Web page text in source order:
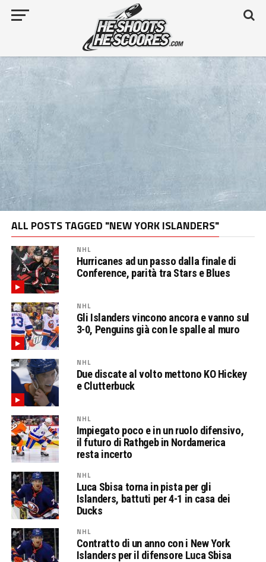
ALL POSTS TAGGED "NEW YORK ISLANDERS"
NHL
Hurricanes ad un passo dalla finale di
Conference, parità tra Stars e Blues
NHL
Gli Islanders vincono ancora e vanno sul
3-0, Penguins già con le spalle al muro
NHL
Due discate al volto mettono KO Hickey
e Clutterbuck
NHL
Impiegato poco e in un ruolo difensivo,
il futuro di Rathgeb in Nordamerica
resta incerto
NHL
Luca Sbisa torna in pista per gli
Islanders, battuti per 4-1 in casa dei
Ducks
NHL
Contratto di un anno con i New York
Islanders per il difensore Luca Sbisa